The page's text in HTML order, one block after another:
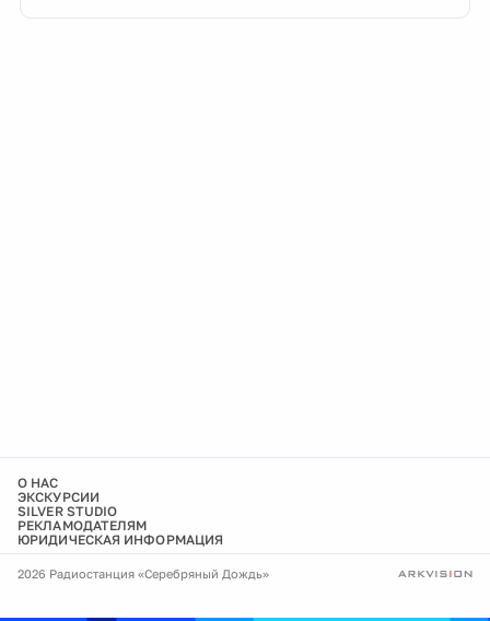
О НАС
ЭКСКУРСИИ
SILVER STUDIO
РЕКЛАМОДАТЕЛЯМ
ЮРИДИЧЕСКАЯ ИНФОРМАЦИЯ
2026 Радиостанция «Серебряный Дождь»